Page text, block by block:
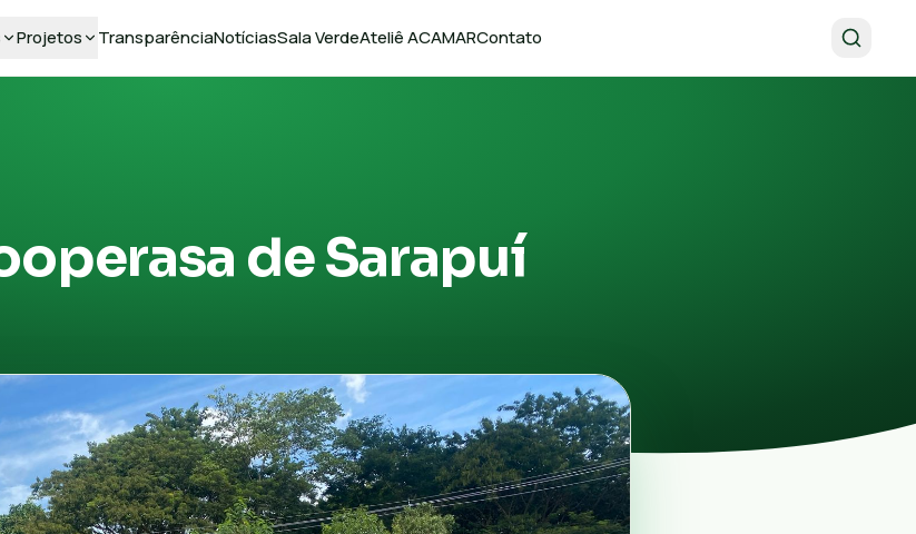
Projetos TransparênciaNotíciasSala VerdeAteliê ACAMARContato
de Sarapuí